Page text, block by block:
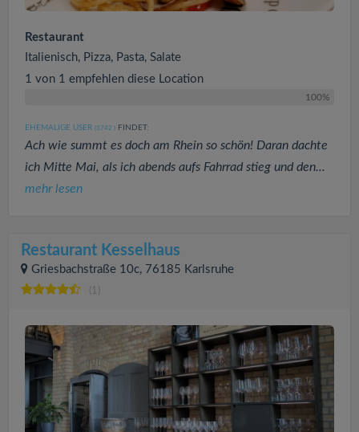
Restaurant
Italienisch, Pizza, Pasta, Salate
1 von 1 empfehlen diese Location
100%
EHEMALIGE USER (3742 ) FINDET:
Ach wie summt es doch am Rhein so schön! Daran dachte
ich Mitte Mai, als ich abends aufs Fahrrad stieg und den...
mehr lesen
Restaurant Kesselhaus
Griesbachstraße 10c, 76185 Karlsruhe
(1)